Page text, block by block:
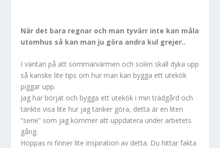
När det bara regnar och man tyvärr inte kan måla
utomhus så kan man ju göra andra kul grejer..
I väntan på att sommarvärmen och solen skall dyka upp
så kanske lite tips om hur man kan bygga ett utekök
piggar upp.
Jag har börjat och bygga ett utekök i min trädgård och
tänkte visa lite hur jag tänker göra, detta är en liten
”serie” som jag kommer att uppdatera under arbetets
gång.
Hoppas ni finner lite inspiration av detta. Du hittar fakta